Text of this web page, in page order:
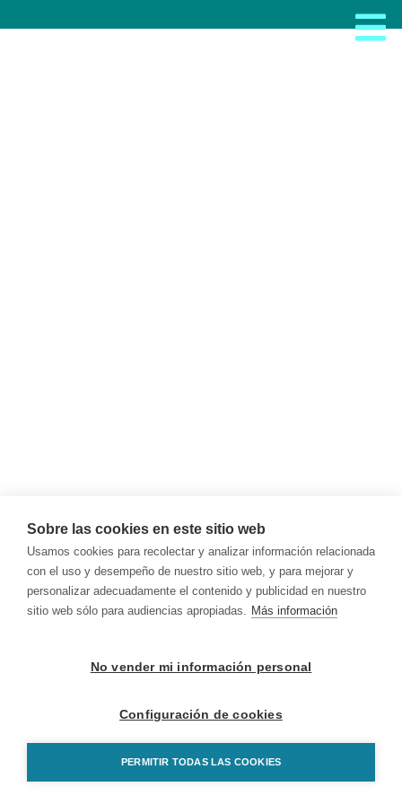
Sobre las cookies en este sitio web
Usamos cookies para recolectar y analizar información relacionada
con el uso y desempeño de nuestro sitio web, y para mejorar y
personalizar adecuadamente el contenido y publicidad en nuestro
sitio web sólo para audiencias apropiadas. Más información
No vender mi información personal
Configuración de cookies
PERMITIR TODAS LAS COOKIES